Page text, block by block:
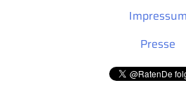
Impressum
Presse